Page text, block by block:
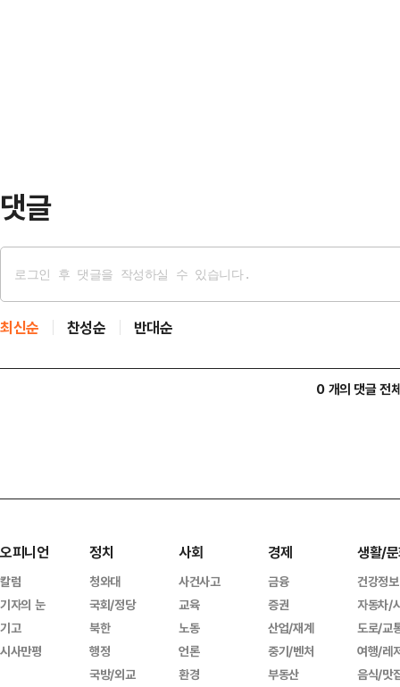
댓글
최신순 찬성순 반대순
0 개의 댓글 전
오피니언
칼럼
기자의 눈
기고
시사만평
정치
청와대
국회/정당
북한
행정
국방/외교
사회
사건사고
교육
노동
언론
환경
경제
금융
증권
산업/재계
중기/벤처
부동산
생활/
건강정보
자동차/
도로/교
여행/레
음식/맛